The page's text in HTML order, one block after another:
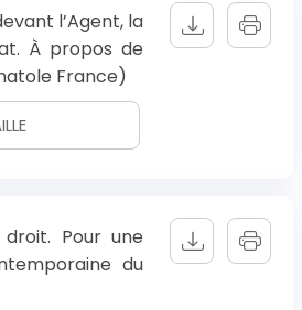
l’Agent, la
À propos de
France)
Pour une
du